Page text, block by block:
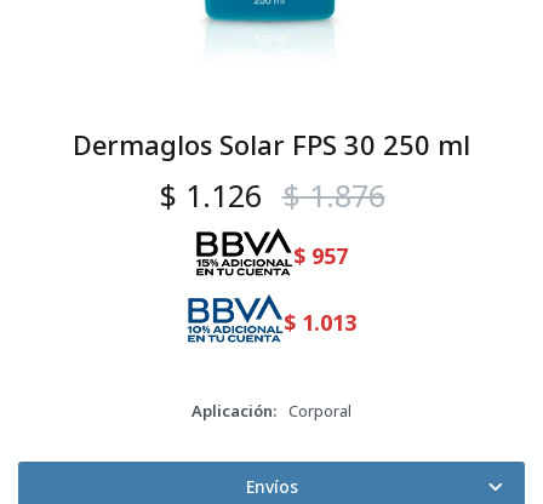
Dermaglos Solar FPS 30 250 ml
$ 1.126 $ 1.876
$ 957
$ 1.013
Aplicación Corporal
Envíos